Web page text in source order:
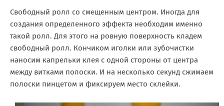
Свободный ролл со смещенным центром. Иногда для
создания определенного эффекта необходим именно
такой ролл. Для этого на ровную поверхность кладем
свободный ролл. Кончиком иголки или зубочистки
наносим капрельки клея с одной стороны от центра
между витками полоски. И на несколько секунд сжимаем
полоски пинцетом и фиксируем место склейки.